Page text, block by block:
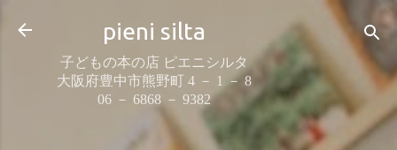
スキップしてメイン コンテンツに移動
pieni silta
子どもの本の店 ピエニシルタ
大阪府豊中市熊野町 4 － 1 － 8
06 － 6868 － 9382